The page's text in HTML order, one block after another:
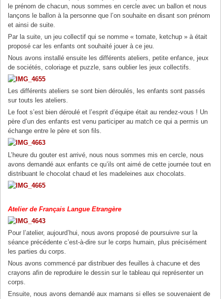
le prénom de chacun, nous sommes en cercle avec un ballon et nous
lançons le ballon à la personne que l’on souhaite en disant son prénom
et ainsi de suite.
Par la suite, un jeu collectif qui se nomme « tomate, ketchup » à était
proposé car les enfants ont souhaité jouer à ce jeu.
Nous avons installé ensuite les différents ateliers, petite enfance, jeux
de sociétés, coloriage et puzzle, sans oublier les jeux collectifs.
Les différents ateliers se sont bien déroulés, les enfants sont passés
sur touts les ateliers.
Le foot s’est bien déroulé et l’esprit d’équipe était au rendez-vous ! Un
père d’un des enfants est venu participer au match ce qui a permis un
échange entre le père et son fils.
L’heure du gouter est arrivé, nous nous sommes mis en cercle, nous
avons demandé aux enfants ce qu’ils ont aimé de cette journée tout en
distribuant le chocolat chaud et les madeleines aux chocolats.
Atelier de Français Langue Etrangère
Pour l’atelier, aujourd’hui, nous avons proposé de poursuivre sur la
séance précédente c’est-à-dire sur le corps humain, plus précisément
les parties du corps.
Nous avons commencé par distribuer des feuilles à chacune et des
crayons afin de reproduire le dessin sur le tableau qui représenter un
corps.
Ensuite, nous avons demandé aux mamans si elles se souvenaient de